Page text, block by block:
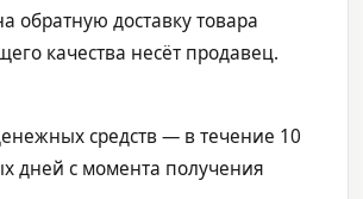
обратную доставку товара
качества несёт продавец.
средств — в течение 10
дней с момента получения